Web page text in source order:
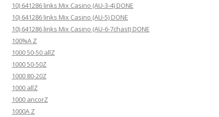
10) 641286 links Mix Casino (AU-3-4) DONE
10) 641286 links Mix Casino (AU-5) DONE
10) 641286 links Mix Casino (AU-6-7chast) DONE
100%A Z
1000 50-50 allZ
1000 50-50Z
1000 80-20Z
1000 allZ
1000 ancorZ
1000A Z